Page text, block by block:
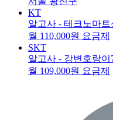
KT
알고사 - 테크노마트
월 110,000원 요금제
SKT
알고사 - 강변호랑이
월 109,000원 요금제